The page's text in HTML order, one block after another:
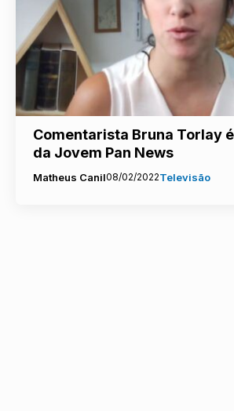
Comentarista Bruna Torlay
da Jovem Pan News
Matheus Canil08/02/2022Televisão